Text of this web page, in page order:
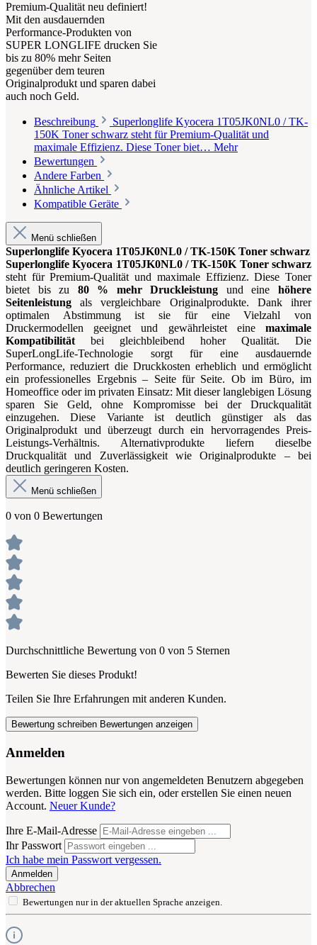
Premium-Qualität neu definiert!
Mit den ausdauernden
Performance-Produkten von
SUPER LONGLIFE drucken Sie
bis zu 80% mehr Seiten
gegenüber dem teuren
Originalprodukt und sparen dabei
auch noch Geld.
Beschreibung
Superlonglife Kyocera 1T05JK0NL0 / TK-
150K Toner schwarz steht für Premium-Qualität und
maximale Effizienz. Diese Toner biet… Mehr
Bewertungen
Andere Farben
Ähnliche Artikel
Kompatible Geräte
Menü schließen
Superlonglife Kyocera 1T05JK0NL0 / TK-150K Toner schwarz
Superlonglife Kyocera 1T05JK0NL0 / TK-150K Toner schwarz
steht für Premium-Qualität und maximale Effizienz. Diese Toner
bietet bis zu 80 % mehr Druckleistung und einehöhere
Seitenleistung als vergleichbare Originalprodukte. Dank ihrer
optimalen Abstimmung ist sie für eine Vielzahl von
Druckermodellen geeignet und gewährleistet eine maximale
Kompatibilitätbei gleichbleibend hoher Qualität. Die
SuperLongLife-Technologie sorgt für eine ausdauernde
Performance, reduziert die Druckkosten erheblich und ermöglicht
ein professionelles Ergebnis – Seite für Seite. Ob im Büro, im
Homeoffice oder im privaten Einsatz: Mit dieser langlebigen Lösung
sparen Sie Geld, ohne Kompromisse bei der Druckqualität
einzugehen. Diese Variante ist deutlich günstiger als das
Originalprodukt und überzeugt durch ein hervorragendes Preis-
Leistungs-Verhältnis. Alternativprodukte liefern dieselbe
Druckqualität und Zuverlässigkeit wie Originalprodukte – bei
deutlich geringeren Kosten.
Menü schließen
0 von 0 Bewertungen
Durchschnittliche Bewertung von 0 von 5 Sternen
Bewerten Sie dieses Produkt!
Teilen Sie Ihre Erfahrungen mit anderen Kunden.
Bewertung schreiben Bewertungen anzeigen
Anmelden
Bewertungen können nur von angemeldeten Benutzern abgegeben
werden. Bitte loggen Sie sich ein, oder erstellen Sie einen neuen
Account. Neuer Kunde?
Ihre E-Mail-Adresse
Ihr Passwort
Ich habe mein Passwort vergessen.
Anmelden
Abbrechen
Bewertungen nur in der aktuellen Sprache anzeigen.